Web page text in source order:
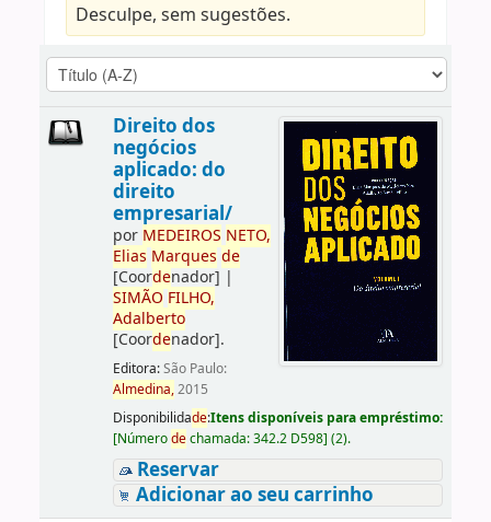
Desculpe, sem sugestões.
Direito dos
negócios
aplicado: do
direito
empresarial/
por MEDEIROS NETO,
Elias Marques de
[Coordenador] |
SIMÃO FILHO,
Adalberto
[Coordenador].
Editora:São Paulo:
Almedina,2015
Disponibilidade:Itens disponíveis para empréstimo:
[Númerodechamada:342.2 D598] (2).
Reservar
Adicionar ao seu carrinho